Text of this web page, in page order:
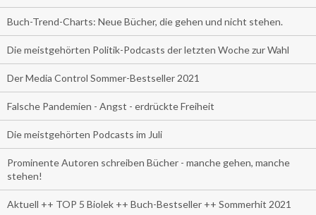
Buch-Trend-Charts: Neue Bücher, die gehen und nicht stehen.
Die meistgehörten Politik-Podcasts der letzten Woche zur Wahl
Der Media Control Sommer-Bestseller 2021
Falsche Pandemien - Angst - erdrückte Freiheit
Die meistgehörten Podcasts im Juli
Prominente Autoren schreiben Bücher - manche gehen, manche
stehen!
Aktuell ++ TOP 5 Biolek ++ Buch-Bestseller ++ Sommerhit 2021